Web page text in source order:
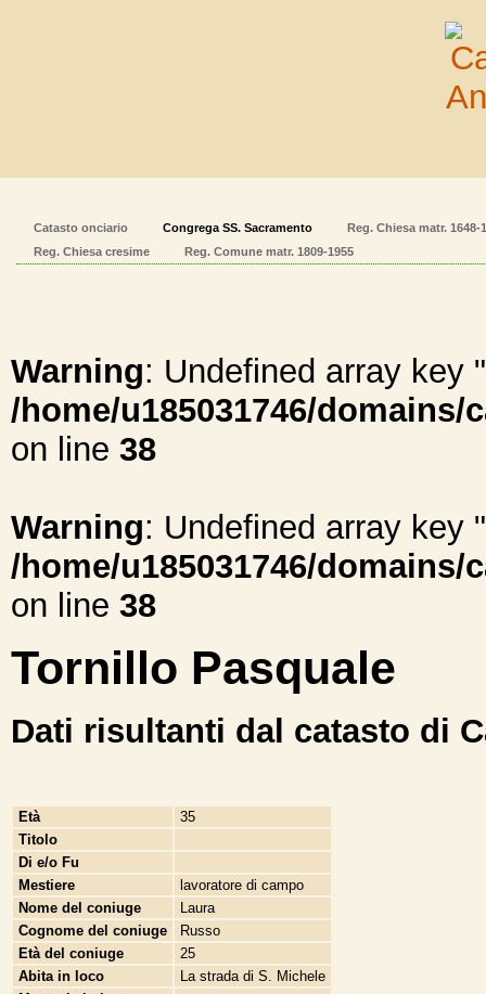
Catasto onciario Congrega SS. Sacramento
Reg. Chiesa matr. 1648-
Reg. Chiesa cresime
Reg. Comune matr. 1809-1955
Warning: Undefined array key
/home/u185031746/
on line 38
Warning: Undefined array key
/home/u185031746/
on line 38
Tornillo Pasquale
Dati risultanti dal catasto di
Età
35
Titolo
Di e/o Fu
Mestiere
lavoratore di campo
Nome del coniuge
Laura
Cognome del coniuge
Russo
Età del coniuge
25
Abita in loco
La strada di S. Michele